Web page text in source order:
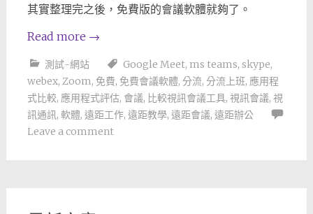
其實整理完之後，免費版的會議軟體就夠了。
Read more →
測試-網站 Google Meet, ms teams, skype,
webex, Zoom, 免費, 免費會議軟體, 分流, 分流上班, 應用程
式比較, 應用程式評估, 會議, 比較視訊會議工具, 視訊會議, 視
訊通訊, 軟體, 遠距工作, 遠距教學, 遠距會議, 遠距辦公
Leave a comment